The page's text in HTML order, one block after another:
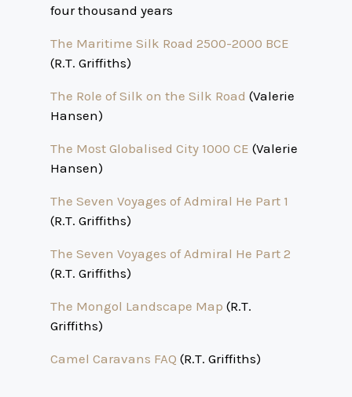
four thousand years
The Maritime Silk Road 2500-2000 BCE
(R.T. Griffiths)
The Role of Silk on the Silk Road (Valerie
Hansen)
The Most Globalised City 1000 CE (Valerie
Hansen)
The Seven Voyages of Admiral He Part 1
(R.T. Griffiths)
The Seven Voyages of Admiral He Part 2
(R.T. Griffiths)
The Mongol Landscape Map (R.T.
Griffiths)
Camel Caravans FAQ (R.T. Griffiths)